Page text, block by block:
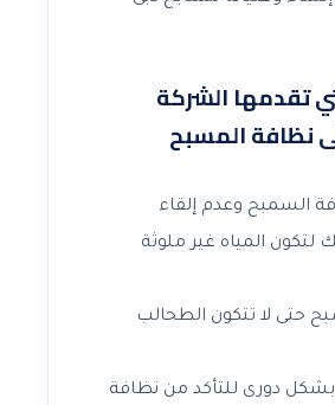
تقدمها الشركة
نظافة المسبح
السمبح وعدم إلقاء
لتكون المياه غير ملوثة
حتى لا تتكون الطحالب
دورى للتأكد من نظافة